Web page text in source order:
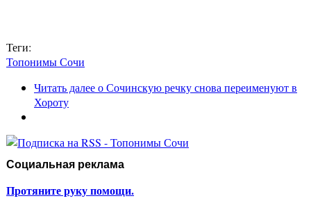
Теги:
Топонимы Сочи
Читать далеео Сочинскую речку снова переименуют в
Хороту
Социальная реклама
Протяните руку помощи.